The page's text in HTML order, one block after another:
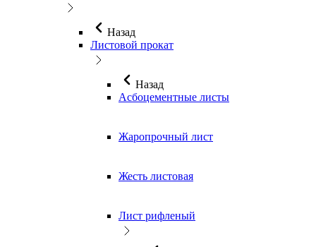
Назад
Листовой прокат
Назад
Асбоцементные листы
Жаропрочный лист
Жесть листовая
Лист рифленый